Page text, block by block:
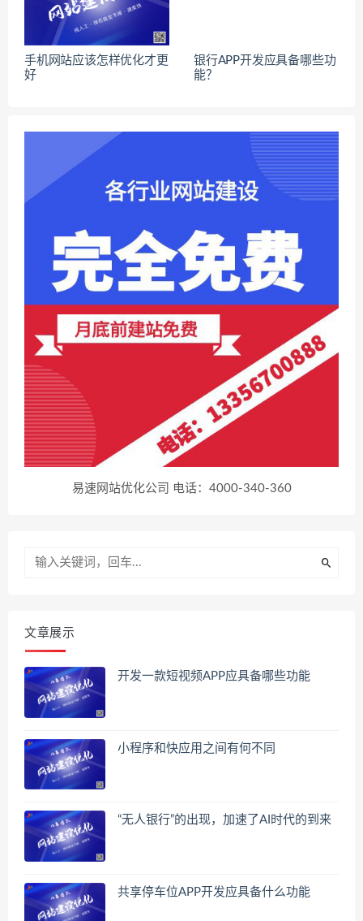
手机网站应该怎样优化才更
好
银行APP开发应具备哪些功
能？
易速网站优化公司 电话：4000-340-360
文章展示
开发一款短视频APP应具备哪些功能
小程序和快应用之间有何不同
“无人银行”的出现，加速了AI时代的到来
共享停车位APP开发应具备什么功能